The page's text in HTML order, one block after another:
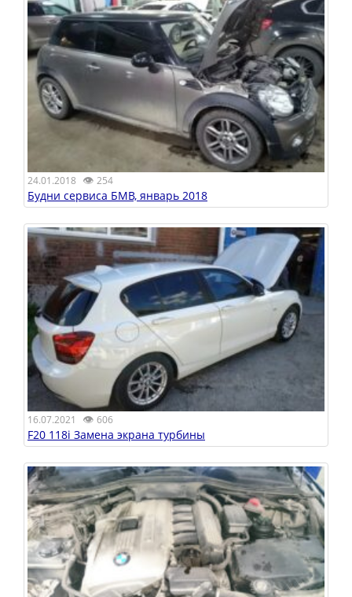
24.01.2018 👁 254
Будни сервиса БМВ, январь 2018
16.07.2021 👁 606
F20 118i Замена экрана турбины